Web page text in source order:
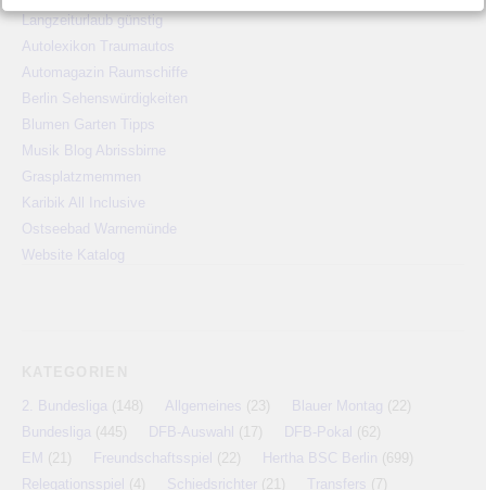
Langzeiturlaub günstig
Autolexikon Traumautos
Automagazin Raumschiffe
Berlin Sehenswürdigkeiten
Blumen Garten Tipps
Musik Blog Abrissbirne
Grasplatzmemmen
Karibik All Inclusive
Ostseebad Warnemünde
Website Katalog
2. Bundesliga (148) Allgemeines (23) Blauer Montag (22)
Bundesliga (445) DFB-Auswahl (17) DFB-Pokal (62)
EM (21) Freundschaftsspiel (22) Hertha BSC Berlin (699)
Relegationsspiel (4) Schiedsrichter (21) Transfers (7)